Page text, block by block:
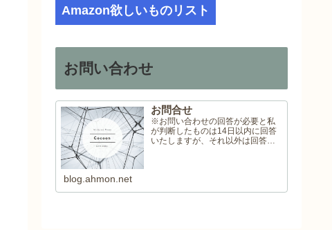
Amazon欲しいものリスト
お問い合わせ
お問合せ
※お問い合わせの回答が必要と私
が判断したものは14日以内に回答
いたしますが、それ以外は回答い
blog.ahmon.net